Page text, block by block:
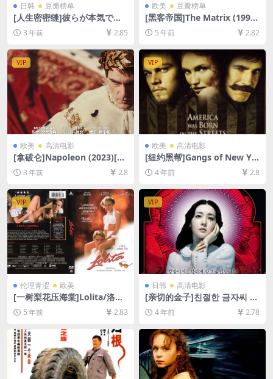
日韩 豆瓣榜单
[人生密密缝]彼らが本気で編
むときは、 (2017)[百度网盘
+夸克网盘1080P超清未删减
资源][网盘在线播放/下载][MP
4/8.1GB][中文字幕]
3 年前 2.85
欧美 豆瓣榜单
[黑客帝国]The Matrix (1999)
[百度网盘+迅雷云盘资源1080
P超清未删减][MP4/8.9GB][中
英字幕]
5 年前 2.82
VIP
欧美 高清电影
[拿破仑]Napoleon (2023)[百
度网盘+夸克网盘1080P超清
未删减资源][网盘在线播放/下
载][MP4/10GB][官方中英字
幕]
3 年前 2.8
VIP
欧美 高清电影
[纽约黑帮]Gangs of New Yo
rk (2002)[百度网盘+迅雷云盘
资源1080P超清未删减][MP4/
10GB][中英字幕]
4 年前 2.8
VIP
伦理青涩 欧美
[一树梨花压海棠]Lolita/洛丽
塔 (1997)[百度网盘+迅雷云盘
资源1080P超清未删减][MP4/
5 年前 2.83
VIP
日韩 高清电影
[亲切的金子]친절한 금자씨 (2
005)[百度网盘+夸克网盘+迅
雷云盘资源1080P超清未删减]
4 年前 2.78